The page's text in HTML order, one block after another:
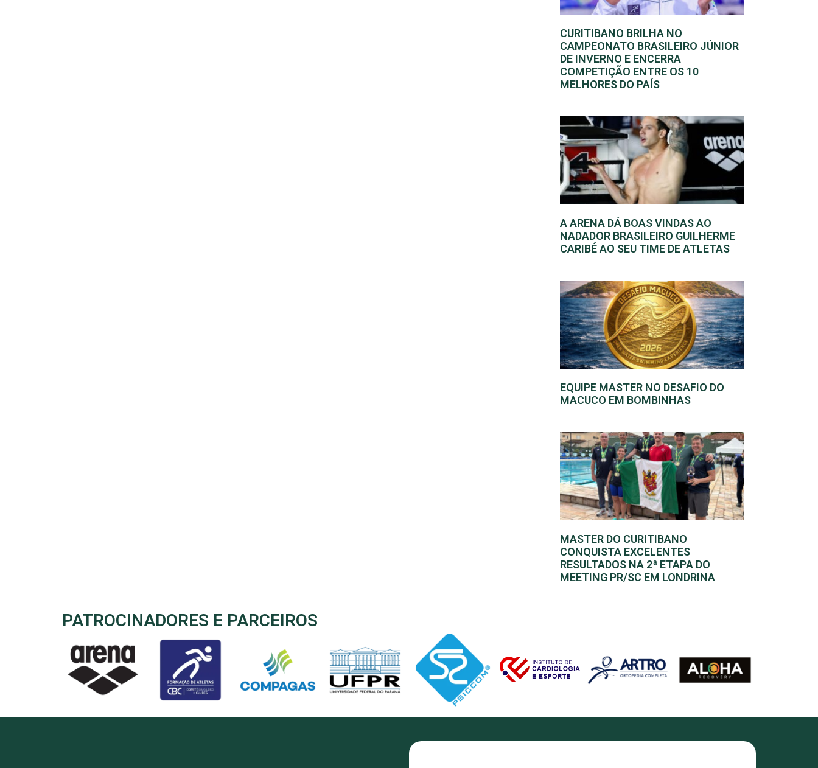
CURITIBANO BRILHA NO
CAMPEONATO BRASILEIRO JÚNIOR
DE INVERNO E ENCERRA
COMPETIÇÃO ENTRE OS 10
MELHORES DO PAÍS
A ARENA DÁ BOAS VINDAS AO
NADADOR BRASILEIRO GUILHERME
CARIBÉ AO SEU TIME DE ATLETAS
EQUIPE MASTER NO DESAFIO DO
MACUCO EM BOMBINHAS
MASTER DO CURITIBANO
CONQUISTA EXCELENTES
RESULTADOS NA 2ª ETAPA DO
MEETING PR/SC EM LONDRINA
PATROCINADORES E PARCEIROS